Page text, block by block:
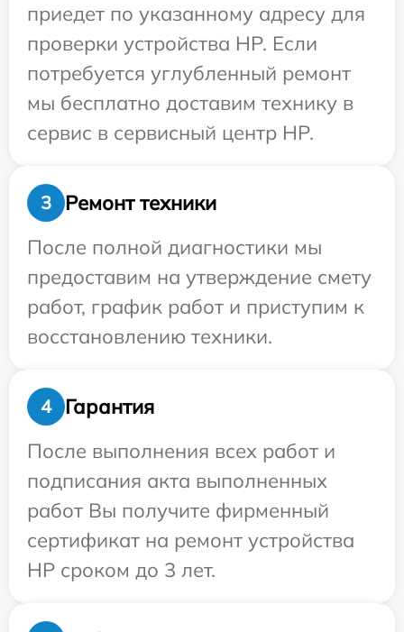
приедет по указанному адресу для
проверки устройства HP. Если
потребуется углубленный ремонт
мы бесплатно доставим технику в
сервис в сервисный центр HP.
3
Ремонт техники
После полной диагностики мы
предоставим на утверждение смету
работ, график работ и приступим к
восстановлению техники.
4
Гарантия
После выполнения всех работ и
подписания акта выполненных
работ Вы получите фирменный
сертификат на ремонт устройства
HP сроком до 3 лет.